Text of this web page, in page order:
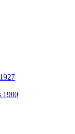
1900